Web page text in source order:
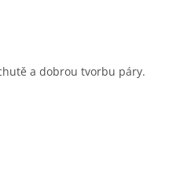
a dobrou tvorbu páry.